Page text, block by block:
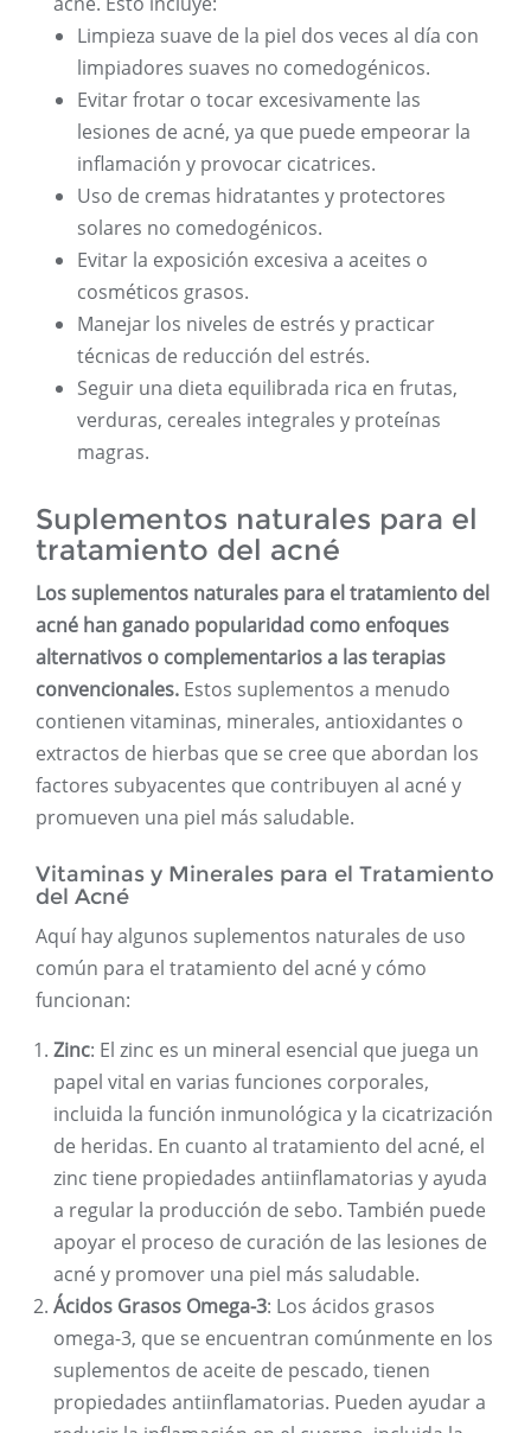
Limpieza suave de la piel dos veces al día con
limpiadores suaves no comedogénicos.
Evitar frotar o tocar excesivamente las
lesiones de acné, ya que puede empeorar la
inflamación y provocar cicatrices.
Uso de cremas hidratantes y protectores
solares no comedogénicos.
Evitar la exposición excesiva a aceites o
cosméticos grasos.
Manejar los niveles de estrés y practicar
técnicas de reducción del estrés.
Seguir una dieta equilibrada rica en frutas,
verduras, cereales integrales y proteínas
magras.
Suplementos naturales para el
tratamiento del acné
Los suplementos naturales para el tratamiento del
acné han ganado popularidad como enfoques
alternativos o complementarios a las terapias
convencionales. Estos suplementos a menudo
contienen vitaminas, minerales, antioxidantes o
extractos de hierbas que se cree que abordan los
factores subyacentes que contribuyen al acné y
promueven una piel más saludable.
Vitaminas y Minerales para el Tratamiento
del Acné
Aquí hay algunos suplementos naturales de uso
común para el tratamiento del acné y cómo
funcionan:
Zinc: El zinc es un mineral esencial que juega un
papel vital en varias funciones corporales,
incluida la función inmunológica y la cicatrización
de heridas. En cuanto al tratamiento del acné, el
zinc tiene propiedades antiinflamatorias y ayuda
a regular la producción de sebo. También puede
apoyar el proceso de curación de las lesiones de
acné y promover una piel más saludable.
Ácidos Grasos Omega-3: Los ácidos grasos
omega-3, que se encuentran comúnmente en los
suplementos de aceite de pescado, tienen
propiedades antiinflamatorias. Pueden ayudar a